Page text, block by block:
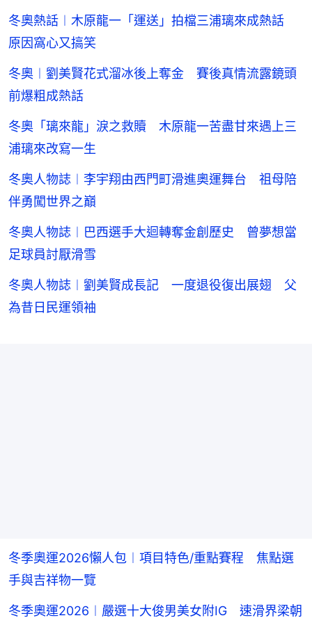
冬奧熱話︱木原龍一「運送」拍檔三浦璃來成熱話
原因窩心又搞笑
冬奧︱劉美賢花式溜冰後上奪金 賽後真情流露鏡頭
前爆粗成熱話
冬奧「璃來龍」淚之救贖 木原龍一苦盡甘來遇上三
浦璃來改寫一生
冬奧人物誌︱李宇翔由西門町滑進奧運舞台 祖母陪
伴勇闖世界之巔
冬奧人物誌︱巴西選手大迴轉奪金創歷史 曾夢想當
足球員討厭滑雪
冬奧人物誌︱劉美賢成長記 一度退役復出展翅 父
為昔日民運領袖
冬季奧運2026懶人包︱項目特色/重點賽程 焦點選
手與吉祥物一覽
冬季奧運2026︱嚴選十大俊男美女附IG 速滑界梁朝